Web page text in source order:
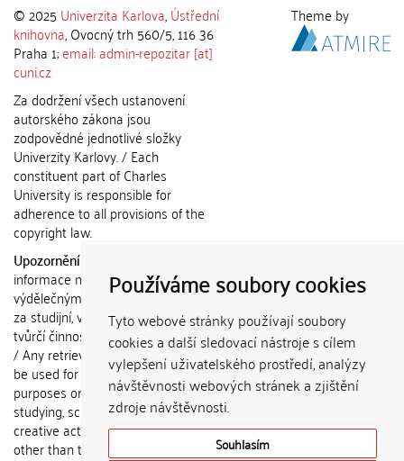
Používáme soubory cookies
Tyto webové stránky používají soubory
cookies a další sledovací nástroje s cílem
vylepšení uživatelského prostředí, analýzy
návštěvnosti webových stránek a zjištění
zdroje návštěvnosti.
Souhlasím
© 2025 Univerzita Karlova,Ústřední
knihovna, Ovocný trh 560/5, 116 36
Praha 1;email: admin-repozitar [at]
cuni.cz
Za dodržení všech ustanovení
autorského zákona jsou
zodpovědné jednotlivé složky
Univerzity Karlovy. / Each
constituent part of Charles
University is responsible for
adherence to all provisions of the
copyright law.
Upozornění / Notice:
informace nemohou být použity k
výdělečným účelům nebo vydávány
za studijní, vědeckou nebo jinou
tvůrčí činnost jiné osoby než autora.
/ Any retrieved information shall not
be used for any commercial
purposes or claimed as results of
studying, scientific or any other
creative activities of any person
other than the author.
Theme by